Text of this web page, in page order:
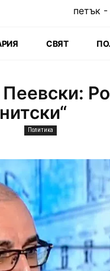
петък -
СВЯТ
Политика